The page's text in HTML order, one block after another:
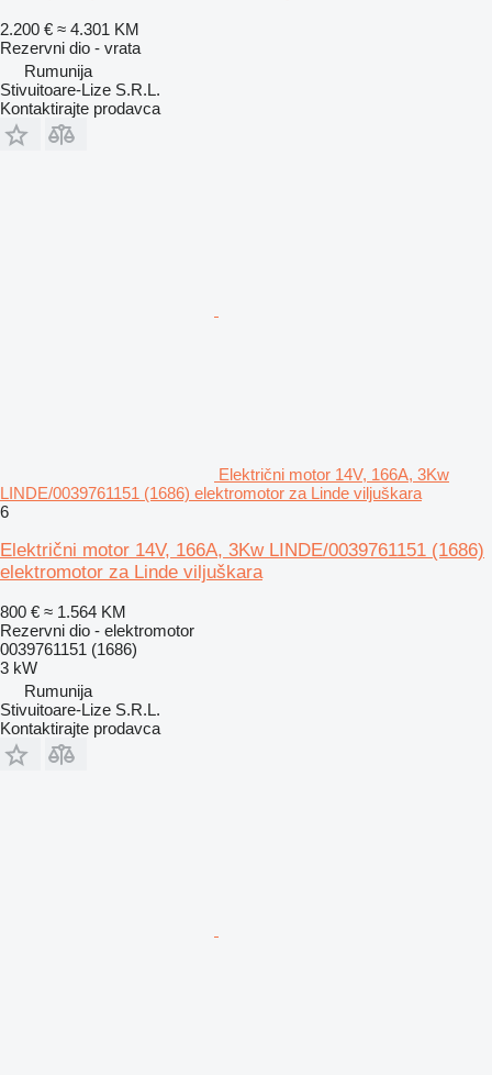
2.200 € ≈ 4.301 KM
Rezervni dio - vrata
Rumunija
Stivuitoare-Lize S.R.L.
Kontaktirajte prodavca
Električni motor 14V, 166A, 3Kw
LINDE/0039761151 (1686) elektromotor za Linde viljuškara
6
Električni motor 14V, 166A, 3Kw LINDE/0039761151 (1686)
elektromotor za Linde viljuškara
800 € ≈ 1.564 KM
Rezervni dio - elektromotor
0039761151 (1686)
3 kW
Rumunija
Stivuitoare-Lize S.R.L.
Kontaktirajte prodavca